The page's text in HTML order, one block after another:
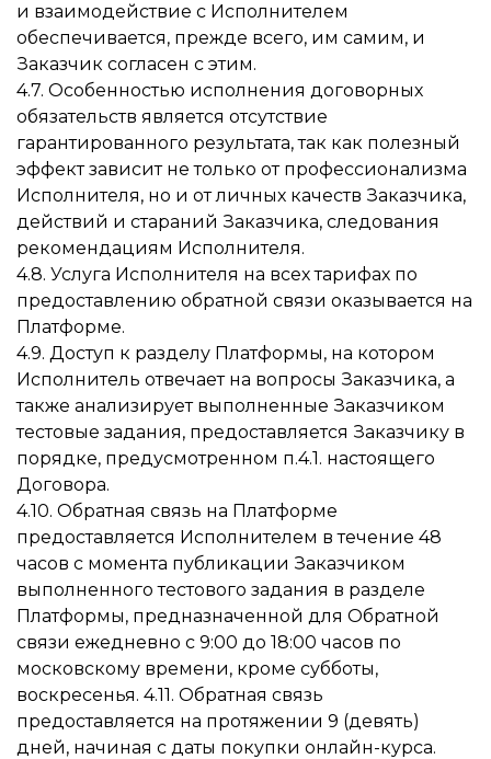
и взаимодействие с Исполнителем
обеспечивается, прежде всего, им самим, и
Заказчик согласен с этим.
4.7. Особенностью исполнения договорных
обязательств является отсутствие
гарантированного результата, так как полезный
эффект зависит не только от профессионализма
Исполнителя, но и от личных качеств Заказчика,
действий и стараний Заказчика, следования
рекомендациям Исполнителя.
4.8. Услуга Исполнителя на всех тарифах по
предоставлению обратной связи оказывается на
Платформе.
4.9. Доступ к разделу Платформы, на котором
Исполнитель отвечает на вопросы Заказчика, а
также анализирует выполненные Заказчиком
тестовые задания, предоставляется Заказчику в
порядке, предусмотренном п.4.1. настоящего
Договора.
4.10. Обратная связь на Платформе
предоставляется Исполнителем в течение 48
часов с момента публикации Заказчиком
выполненного тестового задания в разделе
Платформы, предназначенной для Обратной
связи ежедневно с 9:00 до 18:00 часов по
московскому времени, кроме субботы,
воскресенья. 4.11. Обратная связь
предоставляется на протяжении 9 (девять)
дней, начиная с даты покупки онлайн-курса.